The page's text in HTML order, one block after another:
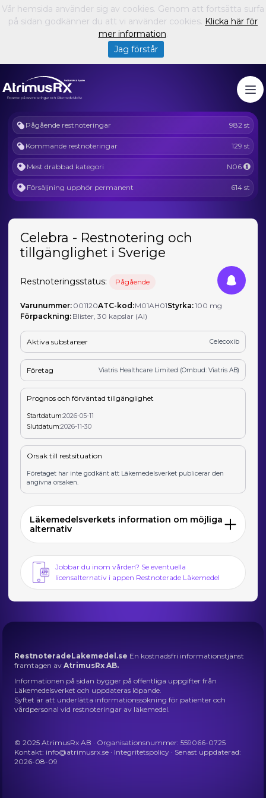
Pågående restnoteringar 982 st
Kommande restnoteringar 129 st
Mest drabbad kategori N06
Försäljning upphör permanent 614 st
Celebra - Restnotering och
tillgänglighet i Sverige
Restnoteringsstatus: Pågående
Varunummer: 001120ATC-kod:M01AH01Styrka:100 mg
Förpackning: Blister, 30 kapslar (Al)
Aktiva substanser Celecoxib
Företag Viatris Healthcare Limited (Ombud: Viatris AB)
Prognos och förväntad tillgänglighet
Startdatum:2026-05-11
Slutdatum:2026-11-30
Orsak till restsituation
Företaget har inte godkänt att Läkemedelsverket publicerar den
angivna orsaken.
Läkemedelsverkets information om möjliga
alternativ
Jobbar du inom vården? Se eventuella
licensalternativ i appen Restnoterade Läkemedel
RestnoteradeLakemedel.se En kostnadsfri informationstjänst
framtagen avAtrimusRx AB.
Informationen på sidan bygger på offentliga uppgifter från
Läkemedelsverket och uppdateras löpande.
Syftet är att underlätta informationssökning för patienter och
vårdpersonal vid restnoteringar av läkemedel.
© 2025 AtrimusRx AB · Organisationsnummer: 559066-0725
Kontakt: info@atrimusrx.se · Integritetspolicy · Senast uppdaterad:
2026-08-09
Vår hemsida använder sig av cookies. Genom att fortsätta surfa
på sidan godkänner du att vi använder cookies. Klicka här för
mer information.
Jag förstår